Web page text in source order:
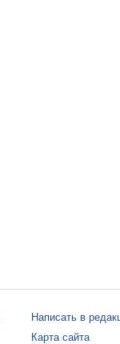
Написать в
Карта сайта